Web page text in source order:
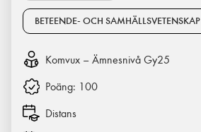
BETEENDE- OCH SAMHÄLLSVETENSKAP
Komvux – Ämnesnivå Gy25
Poäng: 100
Distans